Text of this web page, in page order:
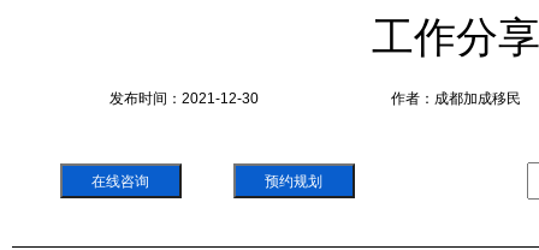
工作分
发布时间：2021-12-30 作者：成都加成移民
在线咨询 预约规划